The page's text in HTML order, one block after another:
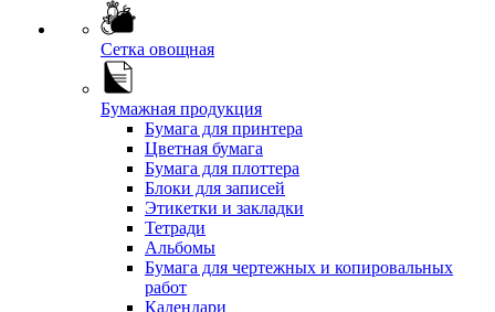
Сетка овощная
Бумажная продукция
Бумага для принтера
Цветная бумага
Бумага для плоттера
Блоки для записей
Этикетки и закладки
Тетради
Альбомы
Бумага для чертежных и копировальных
работ
Календари